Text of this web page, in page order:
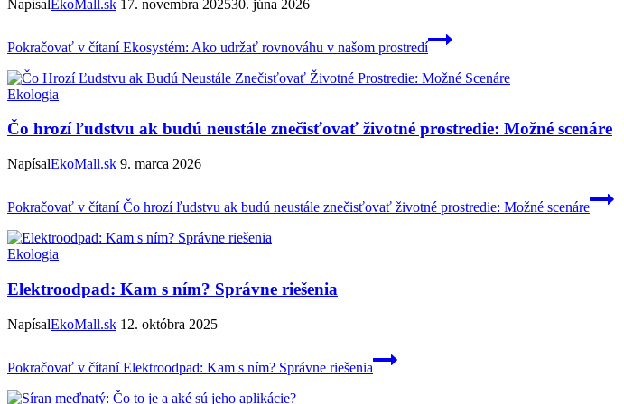
NapísalEkoMall.sk 17. novembra 202530. júna 2026
Pokračovať v čítaníEkosystém: Ako udržať rovnováhu v našom prostredí
Ekologia
Čo hrozí ľudstvu ak budú neustále znečisťovať životné prostredie: Možné scenáre
NapísalEkoMall.sk 9. marca 2026
Pokračovať v čítaníČo hrozí ľudstvu ak budú neustále znečisťovať životné prostredie: Možné scenáre
Ekologia
Elektroodpad: Kam s ním? Správne riešenia
NapísalEkoMall.sk 12. októbra 2025
Pokračovať v čítaníElektroodpad: Kam s ním? Správne riešenia